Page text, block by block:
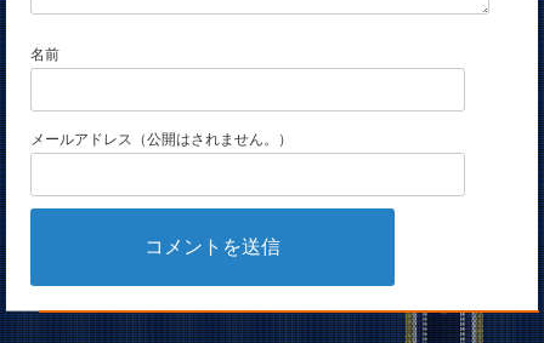
名前
メールアドレス（公開はされません。）